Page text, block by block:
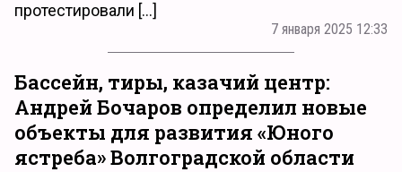
протестировали […]
7 января 2025 12:33
Бассейн, тиры, казачий центр:
Андрей Бочаров определил новые
объекты для развития «Юного
ястреба» Волгоградской области